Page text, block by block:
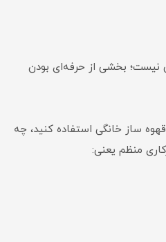
نیست؛ بخشی از حرفه‌ای بودن
ساز خانگی استفاده کنید، چه
منظم یعنی: